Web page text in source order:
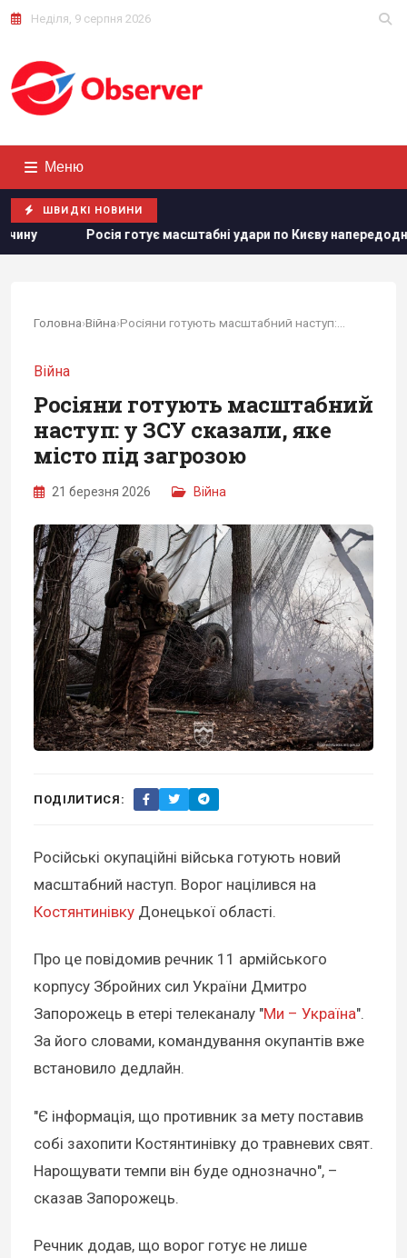
Неділя, 9 серпня 2026
Меню
ШВИДКІ НОВИНИ
масштабні удари по Києву напередодні 24 серпня: в ISW
Головна›Війна›
Війна
Росіяни готують масштабний
наступ: у ЗСУ сказали, яке
місто під загрозою
21 березня 2026 Війна
ПОДІЛИТИСЯ:
Російські окупаційні війська готують новий
масштабний наступ. Ворог націлився на
Костянтинівку Донецької області.
Про це повідомив речник 11 армійського
корпусу Збройних сил України Дмитро
Запорожець в етері телеканалу "Ми – Україна".
За його словами, командування окупантів вже
встановило дедлайн.
"Є інформація, що противник за мету поставив
собі захопити Костянтинівку до травневих свят.
Нарощувати темпи він буде однозначно", –
сказав Запорожець.
Речник додав, що ворог готує не лише